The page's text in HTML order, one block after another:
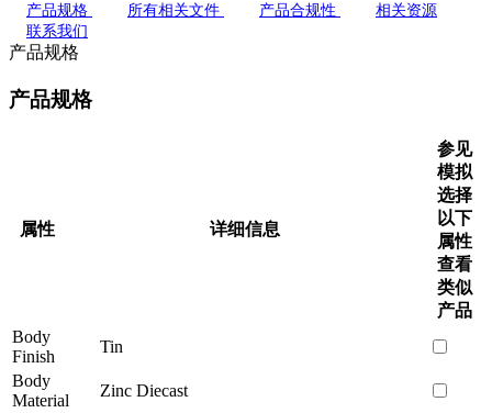
产品规格 所有相关文件 产品合规性
相关资源
联系我们
产品规格
产品规格
属性 详细信息
参见
模拟
选择
以下
属性
查看
类似
产品
Body
Finish
Tin
Body
Material
Zinc Diecast